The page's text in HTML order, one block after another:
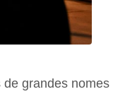
grandes nomes